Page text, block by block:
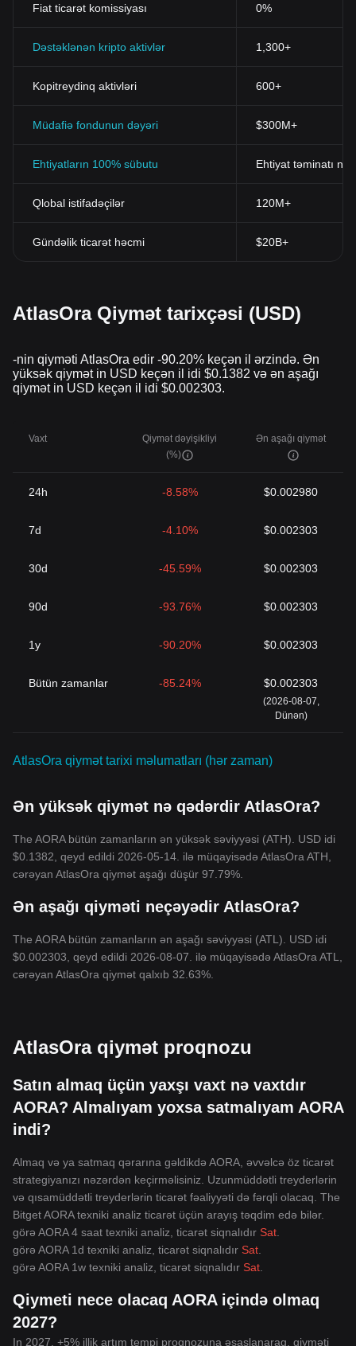
Fiat ticarət komissiyası 0%
Dəstəklənən kripto aktivlər 1,300+
Kopitreydinq aktivləri 600+
Müdafiə fondunun dəyəri $300M+
Ehtiyatların 100% sübutu Ehtiyat təminatı
Qlobal istifadəçilər 120M+
Gündəlik ticarət həcmi $20B+
AtlasOra Qiymət tarixçəsi (USD)
-nin qiyməti AtlasOra edir -90.20% keçən il ərzində. Ən
yüksək qiymət in USD keçən il idi $0.1382 və ən aşağı
qiymət in USD keçən il idi $0.002303.
Vaxt
Qiymət dəyişikliyi
(%)
Ən aşağı qiymət
24h -8.58% $0.002980
7d -4.10% $0.002303
30d -45.59% $0.002303
90d -93.76% $0.002303
1y -90.20% $0.002303
Bütün zamanlar -85.24% $0.002303
(2026-08-07,
Dünən)
AtlasOra qiymət tarixi məlumatları (hər zaman)
Ən yüksək qiymət nə qədərdir AtlasOra?
The AORA bütün zamanların ən yüksək səviyyəsi (ATH). USD idi
$0.1382, qeyd edildi 2026-05-14. ilə müqayisədə AtlasOra ATH,
cərəyan AtlasOra qiymət aşağı düşür 97.79%.
Ən aşağı qiyməti neçəyədir AtlasOra?
The AORA bütün zamanların ən aşağı səviyyəsi (ATL). USD idi
$0.002303, qeyd edildi 2026-08-07. ilə müqayisədə AtlasOra ATL,
cərəyan AtlasOra qiymət qalxıb 32.63%.
AtlasOra qiymət proqnozu
Satın almaq üçün yaxşı vaxt nə vaxtdır
AORA? Almalıyam yoxsa satmalıyam AORA
indi?
Almaq və ya satmaq qərarına gəldikdə AORA, əvvəlcə öz ticarət
strategiyanızı nəzərdən keçirməlisiniz. Uzunmüddətli treyderlərin
və qısamüddətli treyderlərin ticarət fəaliyyəti də fərqli olacaq. The
Bitget AORA texniki analiz ticarət üçün arayış təqdim edə bilər.
görə AORA 4 saat texniki analiz, ticarət siqnalıdır Sat
görə AORA 1d texniki analiz, ticarət siqnalıdır Sat
görə AORA 1w texniki analiz, ticarət siqnalıdır Sat
Qiymeti nece olacaq AORA içində olmaq
2027?
In 2027, +5% illik artım tempi proqnozuna əsaslanaraq, qiyməti